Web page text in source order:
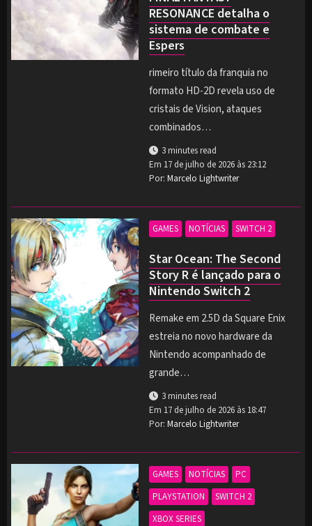
RESONANCE detalha o
sistema de combate e
Espers
rimeiro título da franquia no
formato HD-2D revela uso de
cristais de Vision, ataques
combinados…
3 minutes read
Em 17 de julho de 2026 às 23:12
Por:Marcelo Lightwriter
Star Ocean: The Second
Story R é lançado para o
Nintendo Switch 2
GAMES NOTÍCIAS SWITCH 2
Remake em 2.5D da Square Enix
estreia no novo hardware da
Nintendo acompanhado de
grande…
3 minutes read
Em 17 de julho de 2026 às 18:47
Por:Marcelo Lightwriter
GAMES NOTÍCIAS
PC
PLAYSTATION
SWITCH 2
XBOX SERIES